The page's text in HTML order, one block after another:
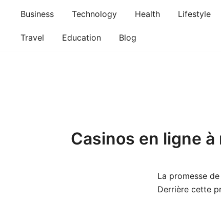
content
Business Technology Health Lifestyle
Travel Education Blog
Casinos en ligne
La promesse de
Derrière cette